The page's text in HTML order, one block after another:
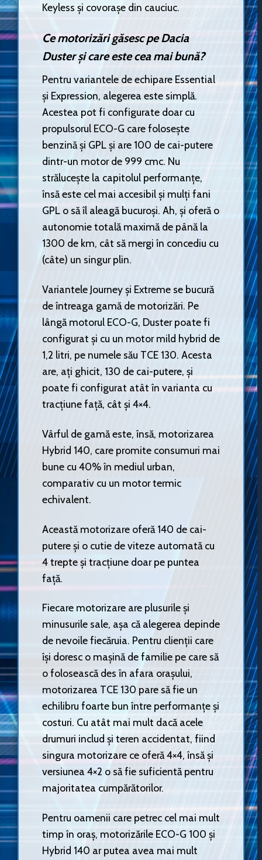
Keyless și covorașe din cauciuc.
Ce motorizări găsesc pe Dacia
Duster și care este cea mai bună?
Pentru variantele de echipare Essential
și Expression, alegerea este simplă.
Acestea pot fi configurate doar cu
propulsorul ECO-G care folosește
benzină și GPL și are 100 de cai-putere
dintr-un motor de 999 cmc. Nu
strălucește la capitolul performanțe,
însă este cel mai accesibil și mulți fani
GPL o să îl aleagă bucuroși. Ah, și oferă o
autonomie totală maximă de până la
1300 de km, cât să mergi în concediu cu
(câte) un singur plin.
Variantele Journey și Extreme se bucură
de întreaga gamă de motorizări. Pe
lângă motorul ECO-G, Duster poate fi
configurat și cu un motor mild hybrid de
1,2 litri, pe numele său TCE 130. Acesta
are, ați ghicit, 130 de cai-putere, și
poate fi configurat atât în varianta cu
tracțiune față, cât și 4×4.
Vârful de gamă este, însă, motorizarea
Hybrid 140, care promite consumuri mai
bune cu 40% în mediul urban,
comparativ cu un motor termic
echivalent.
Această motorizare oferă 140 de cai-
putere și o cutie de viteze automată cu
4 trepte și tracțiune doar pe puntea
față.
Fiecare motorizare are plusurile și
minusurile sale, așa că alegerea depinde
de nevoile fiecăruia. Pentru clienții care
își doresc o mașină de familie pe care să
o folosească des în afara orașului,
motorizarea TCE 130 pare să fie un
echilibru foarte bun între performanțe și
costuri. Cu atât mai mult dacă acele
drumuri includ și teren accidentat, fiind
singura motorizare ce oferă 4×4, însă și
versiunea 4×2 o să fie suficientă pentru
majoritatea cumpărătorilor.
Pentru oamenii care petrec cel mai mult
timp în oraș, motorizările ECO-G 100 și
Hybrid 140 ar putea avea mai mult